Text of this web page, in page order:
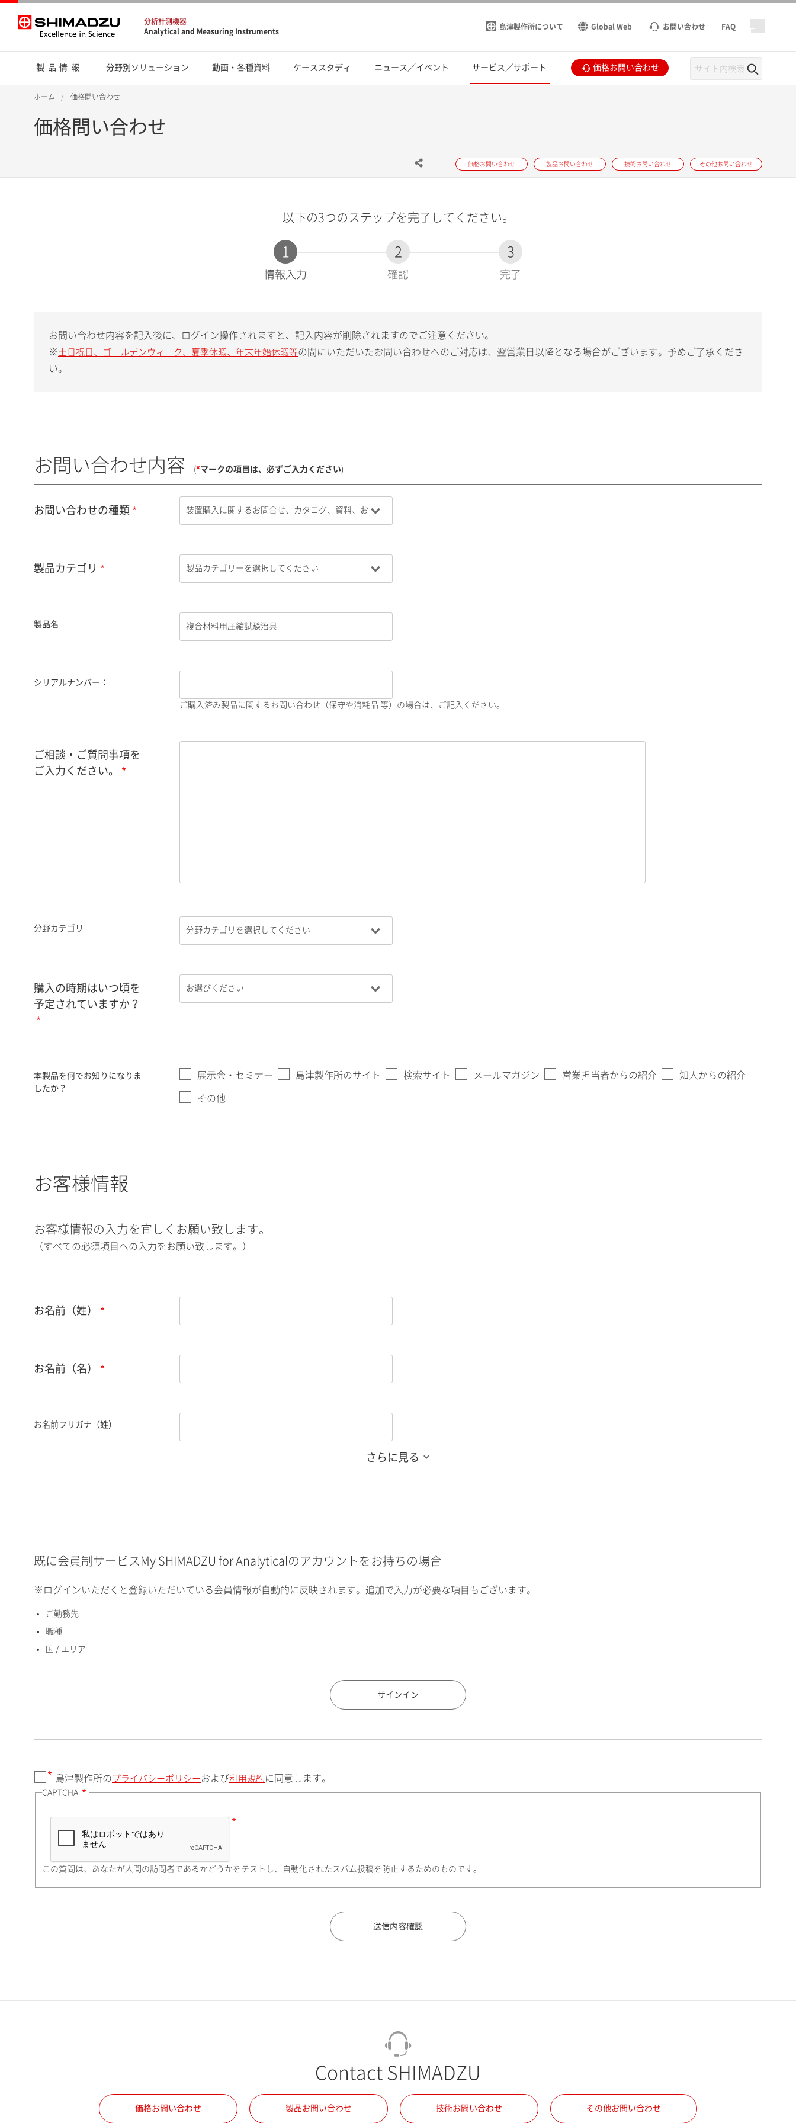
分析計測機器
Analytical and Measuring Instruments
島津製作所について Global Web お問い合わせ FAQ
製品情報 分野別ソリューション 動画・各種資料 ケーススタディ ニュース／イベント サービス／サポート 価格お問い合わせ
ホーム 価格問い合わせ
価格問い合わせ
価格お問い合わせ 製品お問い合わせ 技術お問い合わせ その他お問い合わせ
以下の3つのステップを完了してください。
1
現
情報入力
2
確認
3
完了
お問い合わせ内容を記入後に、ログイン操作されますと、記入内容が削除されますのでご注意ください。
※ 土日祝日、ゴールデンウィーク、夏季休暇、年末年始休暇等の間にいただいたお問い合わせへのご対応は、翌営業日以降となる場合がございます。予めご了承くださ
い。
お問い合わせ内容 (*マークの項目は、必ずご入力ください)
お問い合わせの種類
製品カテゴリ
製品名
シリアルナンバー：
ご購入済み製品に関するお問い合わせ（保守や消耗品 等）の場合は、ご記入ください。
ご相談・ご質問事項を
ご入力ください。
分野カテゴリ
購入の時期はいつ頃を
予定されていますか？
本製品を何でお知りになりま
したか？
展示会・セミナー 島津製作所のサイト 検索サイト メールマガジン 営業担当者からの紹介 知人からの紹介
その他
お客様情報
お客様情報の入力を宜しくお願い致します。
（すべての必須項目への入力をお願い致します。）
お名前（姓）
お名前（名）
お名前フリガナ（姓）
英数）
国 / エリア
住所検索
町名・番地（勤務先）
さらに見る
既に会員制サービスMy SHIMADZU for Analyticalのアカウントをお持ちの場合
※ログインいただくと登録いただいている会員情報が自動的に反映されます。追加で入力が必要な項目もございます。
ご勤務先
職種
国 / エリア
サインイン
島津製作所の プライバシーポリシー および利用規約 に同意します。
CAPTCHA
この質問は、あなたが人間の訪問者であるかどうかをテストし、自動化されたスパム投稿を防止するためのものです。
Contact SHIMADZU
価格お問い合わせ 製品お問い合わせ 技術お問い合わせ その他お問い合わせ